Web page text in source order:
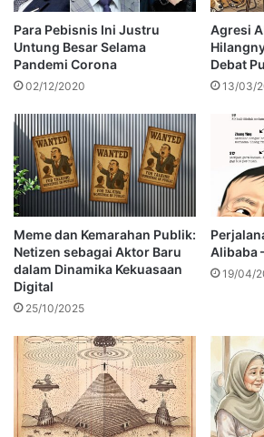
Para Pebisnis Ini Justru
Untung Besar Selama
Pandemi Corona
02/12/2020
Agresi
Debat
13/03/
Meme dan Kemarahan Publik:
Netizen sebagai Aktor Baru
dalam Dinamika Kekuasaan
Digital
25/10/2025
Alibaba
19/04/